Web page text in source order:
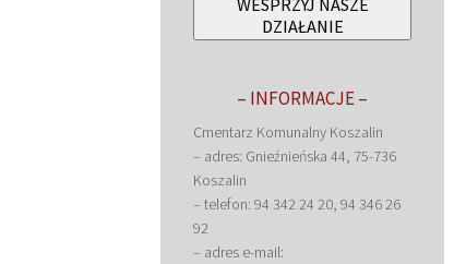
DZIAŁANIE
– INFORMACJE –
Cmentarz Komunalny Koszalin
– adres: Gnieźnieńska 44, 75-736
Koszalin
– telefon: 94 342 24 20, 94 346 26
92
– adres e-mail: